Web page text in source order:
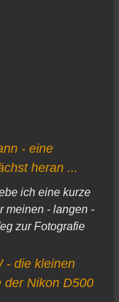
- eine
heran ...
ich eine kurze
meinen - langen -
zur Fotografie
- die kleinen
der Nikon D500